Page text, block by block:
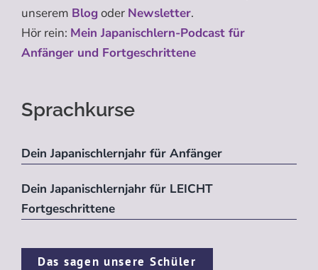
unserem Blogoder Newsletter.
Hör rein: Mein Japanischlern-Podcast für
Anfänger und Fortgeschrittene
Sprachkurse
Dein Japanischlernjahr für Anfänger
Dein Japanischlernjahr für LEICHT
Fortgeschrittene
Das sagen unsere Schüler